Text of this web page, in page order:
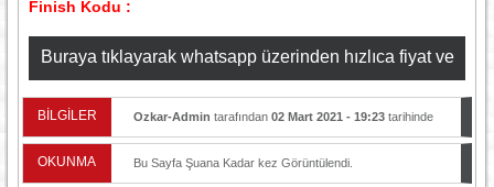
Finish Kodu :
Buraya tıklayarak whatsapp üzerinden hızlıca fiyat ve
stok bilgisi alabilirsiniz
BİLGİLER Ozkar-Admin tarafından 02 Mart 2021 - 19:23tarihinde
OKUNMA Bu Sayfa Şuana Kadar kez Görüntülendi.